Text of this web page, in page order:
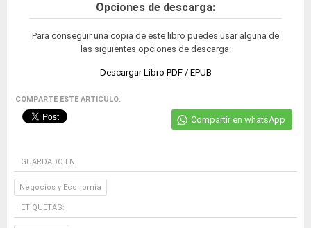
Opciones de descarga:
Para conseguir una copia de este libro puedes usar alguna de
las siguientes opciones de descarga:
Descargar Libro PDF / EPUB
COMPARTE ESTE ARTICULO:
Compartir en whatsApp
GUARDADO EN
Negocios y Economia
ETIQUETAS: